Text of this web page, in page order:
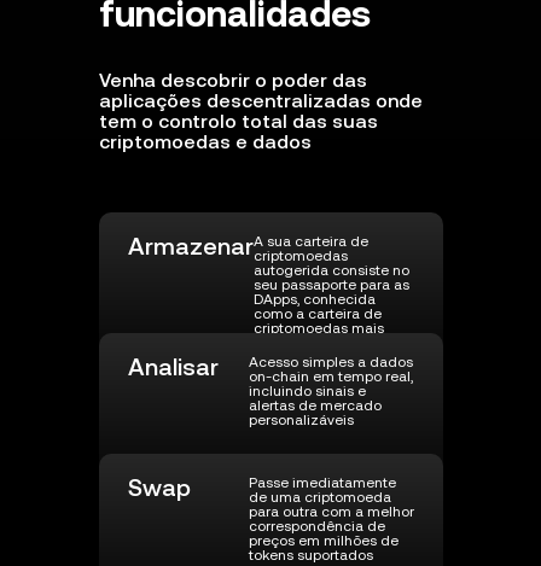
funcionalidades
Venha descobrir o poder das
aplicações descentralizadas onde
tem o controlo total das suas
criptomoedas e dados
ArmazenarA sua carteira de
criptomoedas
autogerida consiste no
seu passaporte para as
DApps, conhecida
como a carteira de
criptomoedas mais
Analisar
Acesso simples a dados
on-chain em tempo real,
incluindo sinais e
alertas de mercado
personalizáveis
Swap
Passe imediatamente
de uma criptomoeda
para outra com a melhor
correspondência de
preços em milhões de
tokens suportados